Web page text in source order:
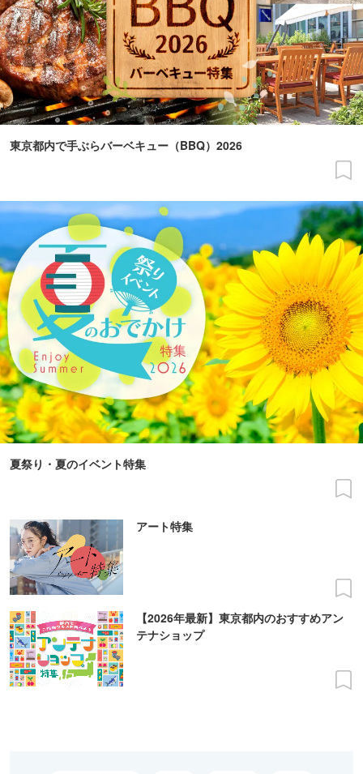
東京都内で手ぶらバーベキュー（BBQ）2026
夏祭り・夏のイベント特集
アート特集
【2026年最新】東京都内のおすすめアン
テナショップ